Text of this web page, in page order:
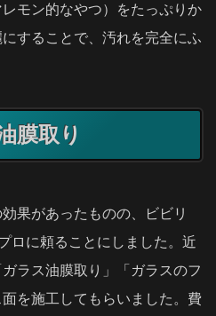
モン的なやつ）をたっぷりか
することで、汚れを完全にふ
膜取り
果があったものの、ビビリ
ロに頼ることにしました。近
ラス油膜取り」「ガラスのフ
を施工してもらいました。費